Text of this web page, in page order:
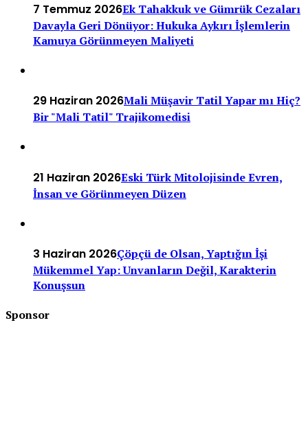
7 Temmuz 2026Ek Tahakkuk ve Gümrük Cezaları
Davayla Geri Dönüyor: Hukuka Aykırı İşlemlerin
Kamuya Görünmeyen Maliyeti
29 Haziran 2026Mali Müşavir Tatil Yapar mı Hiç?
Bir "Mali Tatil" Trajikomedisi
21 Haziran 2026Eski Türk Mitolojisinde Evren,
İnsan ve Görünmeyen Düzen
3 Haziran 2026Çöpçü de Olsan, Yaptığın İşi
Mükemmel Yap: Unvanların Değil, Karakterin
Konuşsun
Sponsor